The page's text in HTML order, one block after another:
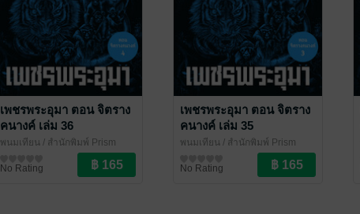
เพชรพระอุมา ตอน จิตราง
คนางค์ เล่ม 36
พนมเทียน / สำนักพิมพ์ Prism
นิยายผจญภัย/บู๊แอกชัน
No Rating
เพชรพระอุมา ตอน จิตราง
คนางค์ เล่ม 35
พนมเทียน / สำนักพิมพ์ Prism
นิยายผจญภัย/บู๊แอกชัน
No Rating